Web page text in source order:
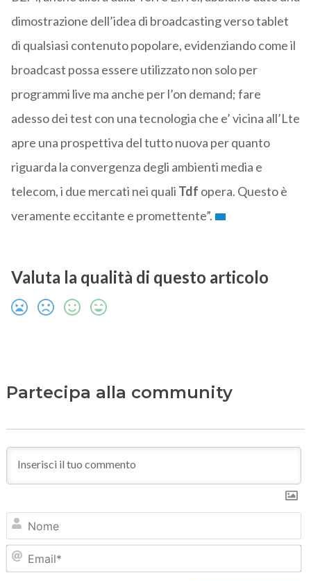
dimostrazione dell’idea di broadcasting verso tablet
di qualsiasi contenuto popolare, evidenziando come il
broadcast possa essere utilizzato non solo per
programmi live ma anche per l’on demand; fare
adesso dei test con una tecnologia che e’ vicina all’Lte
apre una prospettiva del tutto nuova per quanto
riguarda la convergenza degli ambienti media e
telecom, i due mercati nei quali Tdf opera. Questo è
veramente eccitante e promettente”.
Valuta la qualità di questo articolo
Partecipa alla community